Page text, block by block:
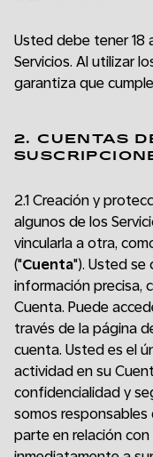
Usted debe tener 18
Servicios. Al utilizar
garantiza que
2. CUENTAS
2.1 Creación y
algunos de los
vincularla a otra,
("Cuenta"). Usted se
información precisa,
Cuenta. Puede
través de la página
cuenta. Usted es el
actividad en su
confidencialidad y
somos
parte en relación